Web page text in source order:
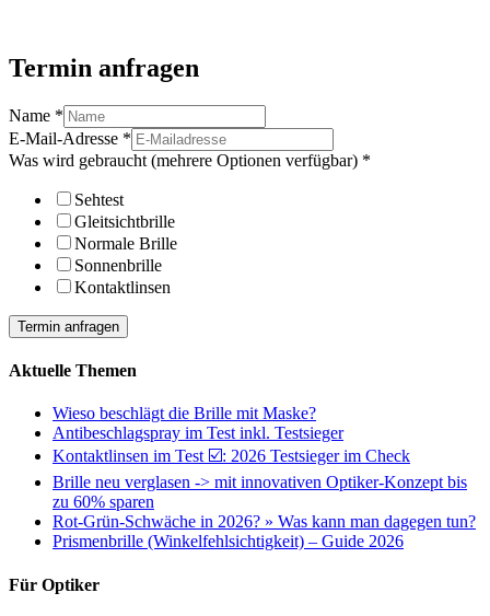
Termin anfragen
Name *
E-Mail-Adresse *
Was wird gebraucht (mehrere Optionen verfügbar) *
Sehtest
Gleitsichtbrille
Normale Brille
Sonnenbrille
Kontaktlinsen
Termin anfragen
Aktuelle Themen
Wieso beschlägt die Brille mit Maske?
Antibeschlagspray im Test inkl. Testsieger
Kontaktlinsen im Test ☑️: 2026 Testsieger im Check
Brille neu verglasen -> mit innovativen Optiker-Konzept bis
zu 60% sparen
Rot-Grün-Schwäche in 2026? » Was kann man dagegen tun?
Prismenbrille (Winkelfehlsichtigkeit) – Guide 2026
Für Optiker